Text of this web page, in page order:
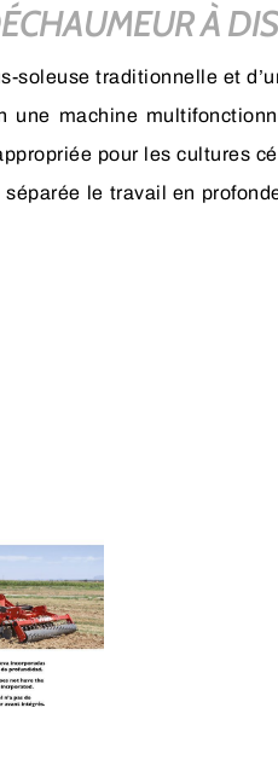
À
soleuse traditionnelle et
machine
pour les cultures
le travail en